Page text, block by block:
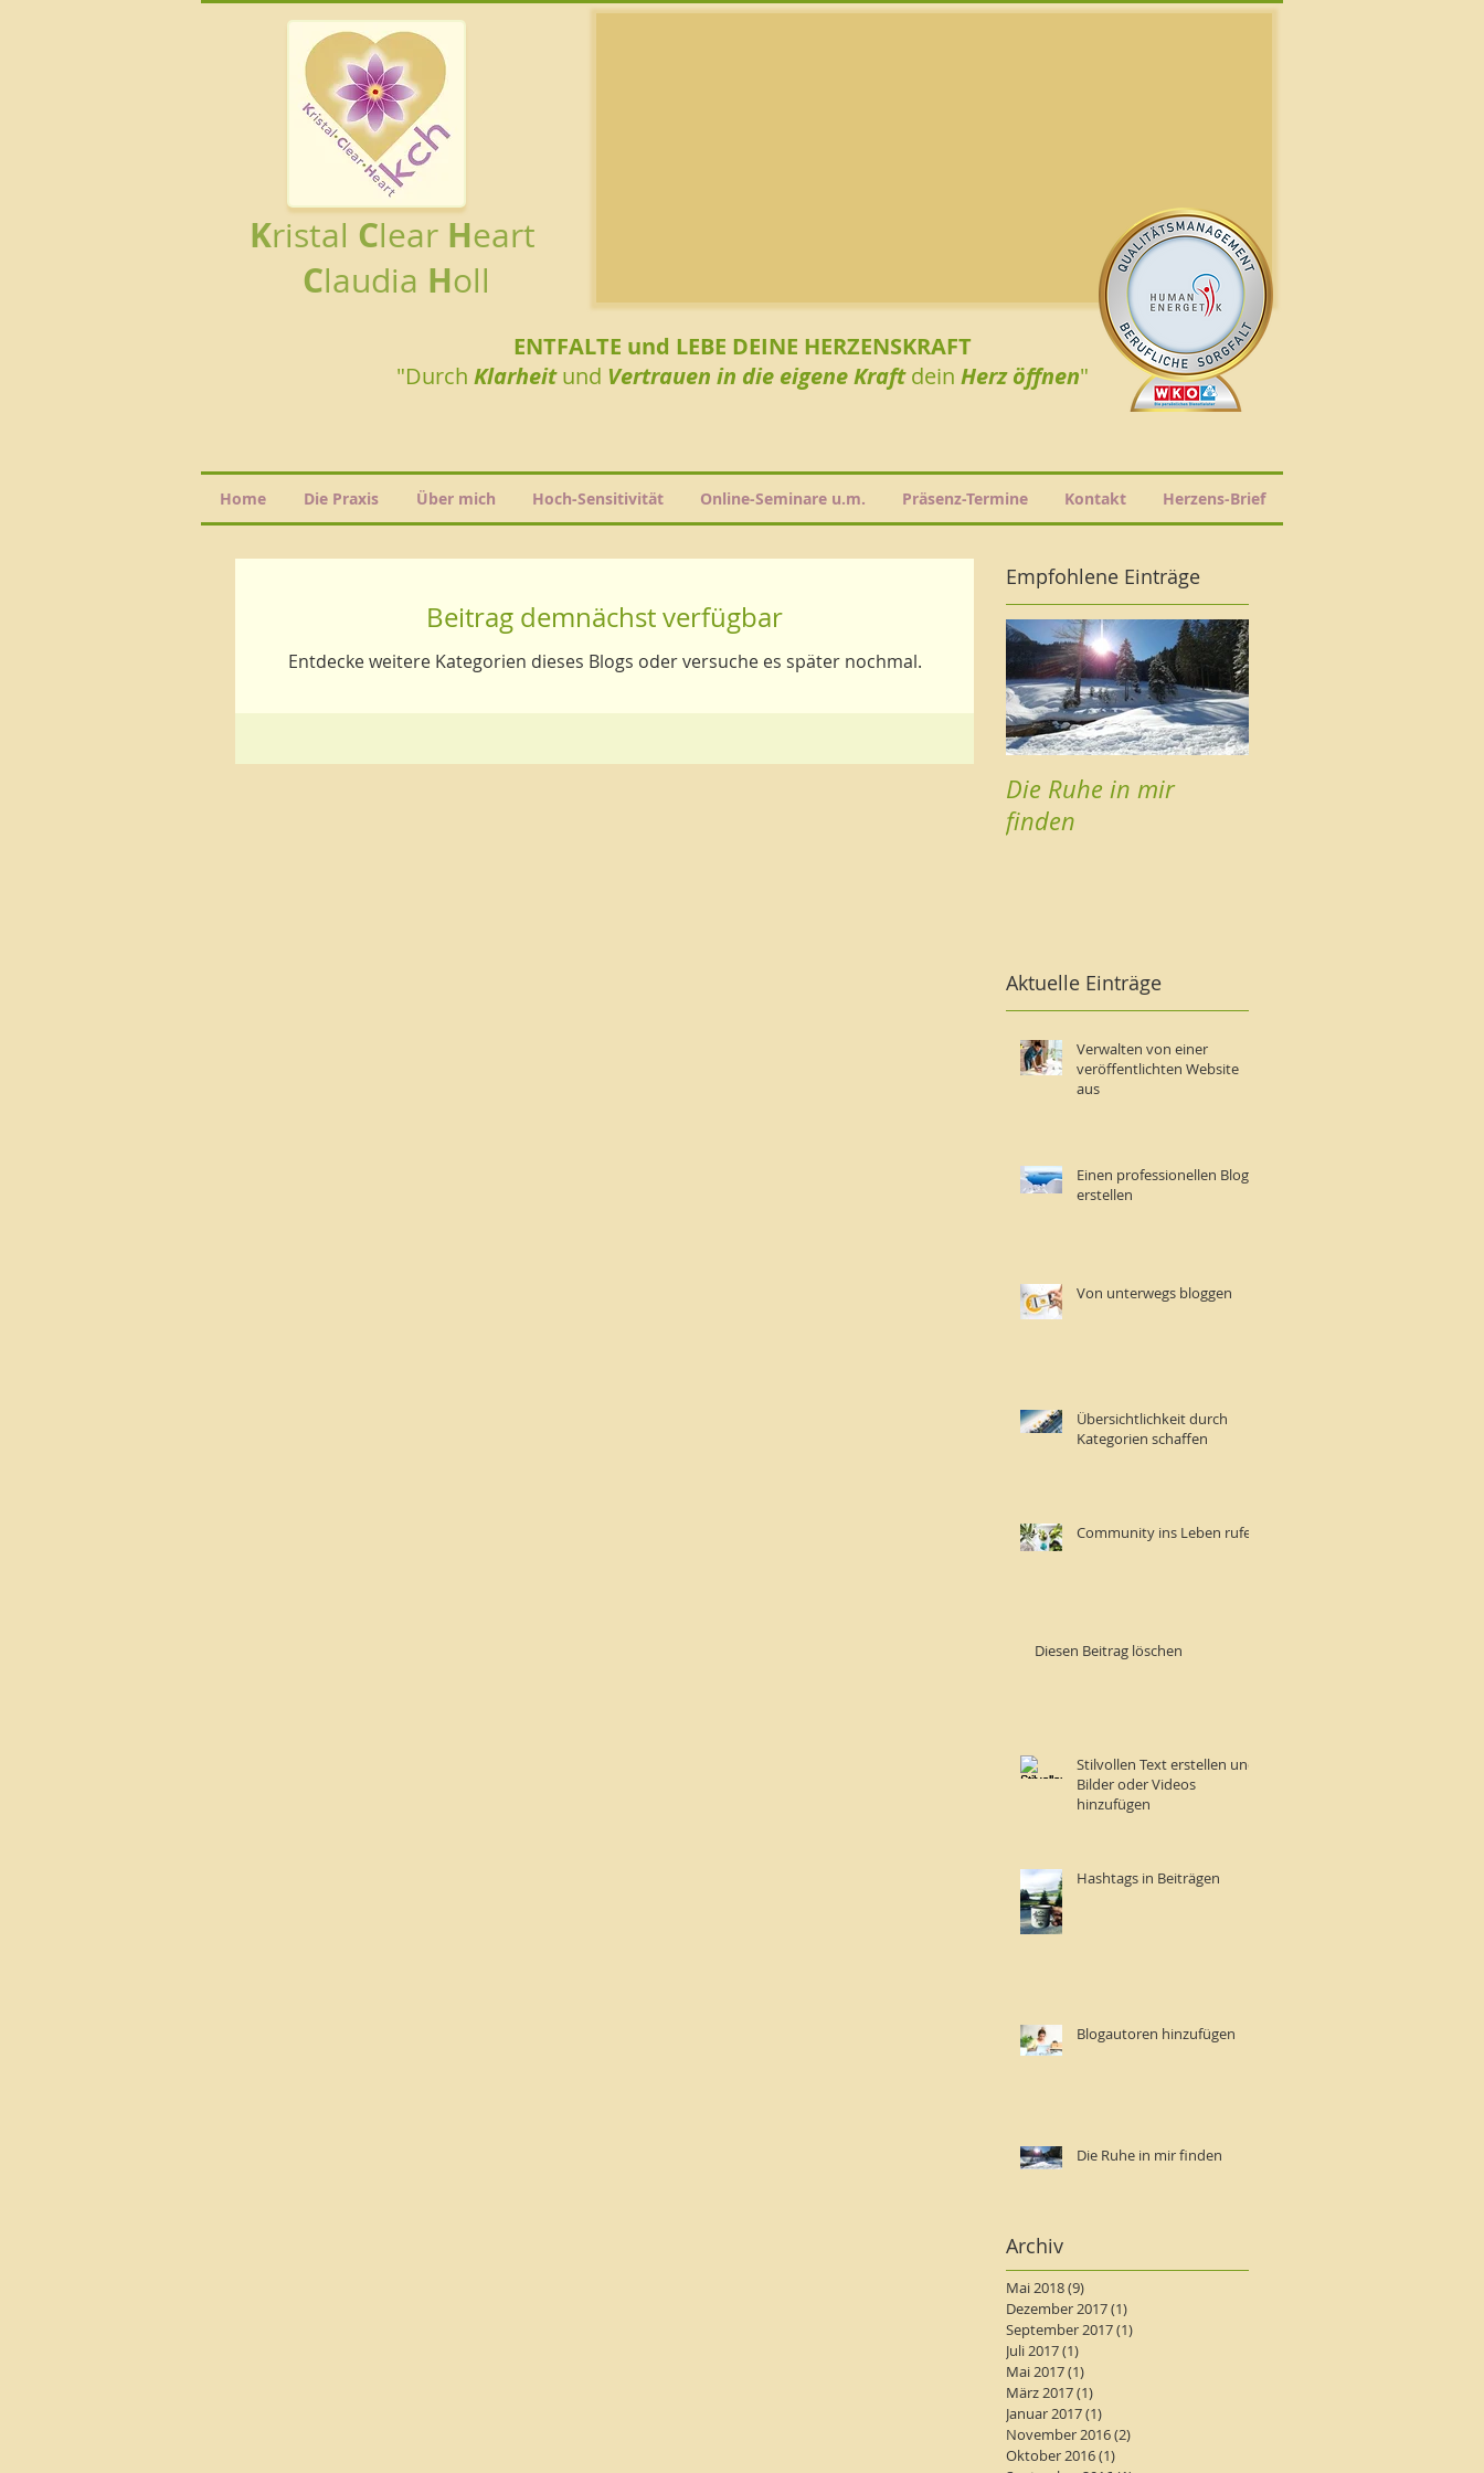
Kristal Clear Heart
Claudia Holl
ENTFALTE und LEBE DEINE HERZENSKRAFT
"Durch Klarheitund Vertrauen in die eigene Kraftdein Herz öffnen"
Home Die Praxis Über mich Hoch-Sensitivität Online-Seminare u.m. Präsenz-Termine Kontakt Herzens-Brief
Beitrag demnächst verfügbar
Entdecke weitere Kategorien dieses Blogs oder versuche es später nochmal.
Empfohlene Einträge
Die Ruhe in mir
finden
Aktuelle Einträge
Verwalten von einer
veröffentlichten Website
aus
Einen professionellen Blog
erstellen
Von unterwegs bloggen
Übersichtlichkeit durch
Kategorien schaffen
Community ins Leben rufen
Diesen Beitrag löschen
Stilvollen Text erstellen und
Bilder oder Videos
hinzufügen
Hashtags in Beiträgen
Blogautoren hinzufügen
Die Ruhe in mir finden
Archiv
Mai 2018(9)
Dezember 2017(1)
September 2017(1)
Juli 2017(1)
Mai 2017(1)
März 2017(1)
Januar 2017(1)
November 2016(2)
Oktober 2016(1)